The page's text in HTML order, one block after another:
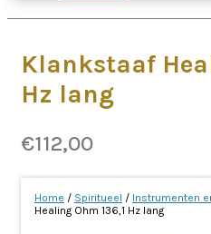
Klankstaaf
Hz lang
€112,00
Home / Spiritueel / Instrumenten
Healing Ohm 136,1 Hz lang